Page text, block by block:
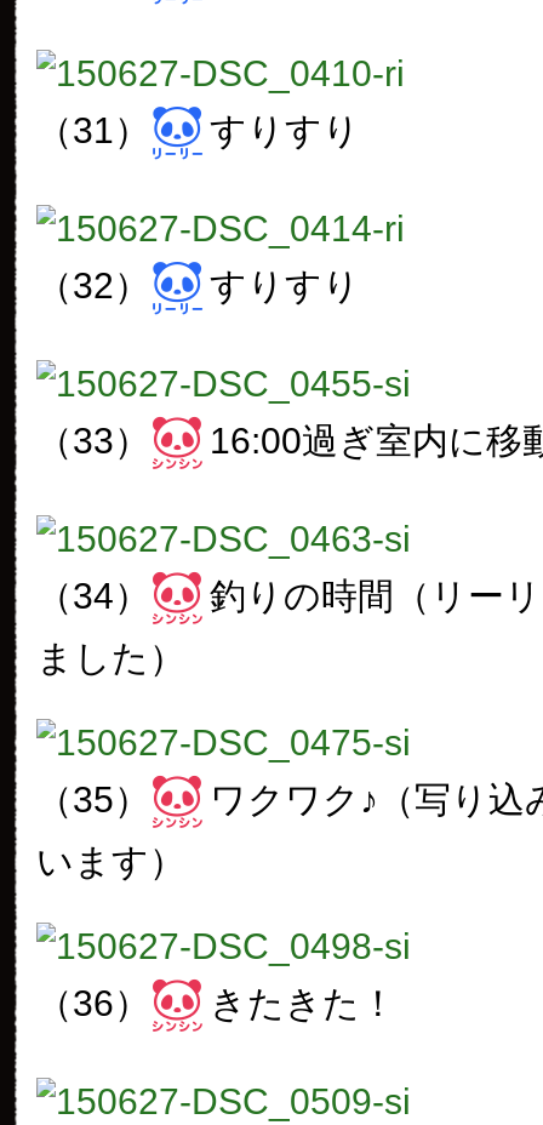
（31） すりすり
（32） すりすり
（33） 16:00過ぎ室内に移
（34）
釣りの時間（リー
ました）
（35）
ワクワク♪（写り込
います）
（36） きたきた！